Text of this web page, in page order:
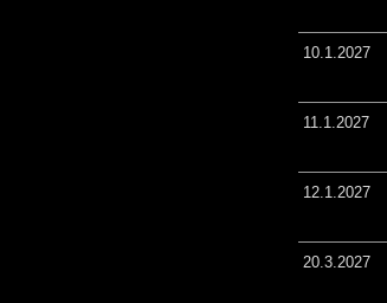
10.1.2027
11.1.2027
12.1.2027
20.3.2027